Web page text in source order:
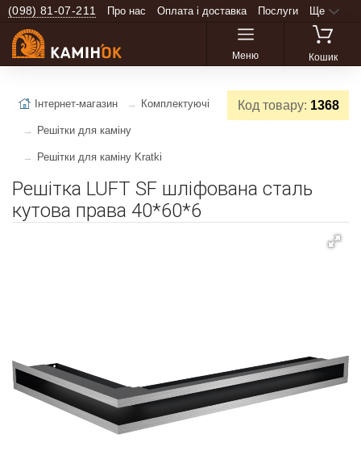
(098) 81-07-211 Про нас Оплата і доставка Послуги Ще
Меню Кошик
Код товару: 1368
Інтернет-магазин Комплектуючі
Решітки для каміну
Решітки для каміну Kratki
Решітка LUFT SF шліфована сталь
кутова права 40*60*6